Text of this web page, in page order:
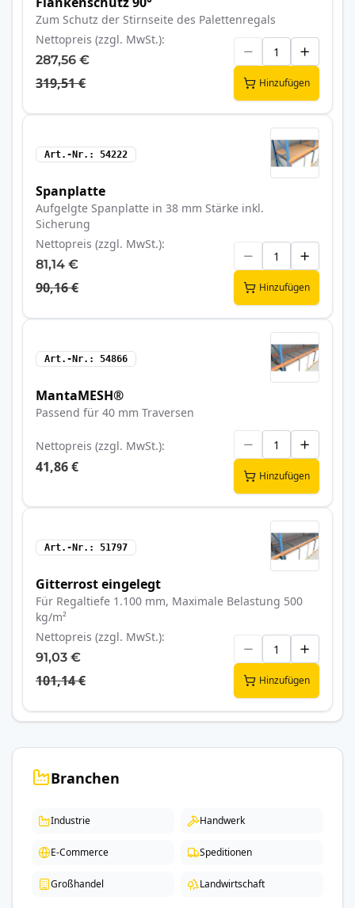
Zum Schutz der Stirnseite des Palettenregals
Nettopreis (zzgl. MwSt.)
287,56 €
319,51 € Hinzufügen
Art.-Nr. 54222
Spanplatte
Aufgelgte Spanplatte in 38 mm Stärke inkl.
Sicherung
Nettopreis (zzgl. MwSt.)
81,14 €
90,16 € Hinzufügen
Art.-Nr. 54866
MantaMESH®
Passend für 40 mm Traversen
Nettopreis (zzgl. MwSt.)
41,86 €
Hinzufügen
Art.-Nr. 51797
Gitterrost eingelegt
Für Regaltiefe 1.100 mm, Maximale Belastung 500
kg/m²
Nettopreis (zzgl. MwSt.)
91,03 €
101,14 € Hinzufügen
Branchen
Industrie Handwerk
E-Commerce Speditionen
Großhandel Landwirtschaft